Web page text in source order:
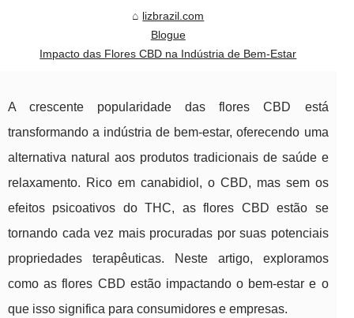
lizbrazil.com
Blogue
Impacto das Flores CBD na Indústria de Bem-Estar
A crescente popularidade das flores CBD está
transformando a indústria de bem-estar, oferecendo uma
alternativa natural aos produtos tradicionais de saúde e
relaxamento. Rico em canabidiol, o CBD, mas sem os
efeitos psicoativos do THC, as flores CBD estão se
tornando cada vez mais procuradas por suas potenciais
propriedades terapêuticas. Neste artigo, exploramos
como as flores CBD estão impactando o bem-estar e o
que isso significa para consumidores e empresas.